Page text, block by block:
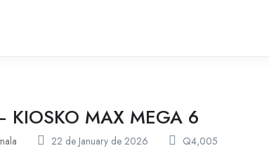
KIOSKO MAX MEGA 6
22 de January de 2026 Q4,005